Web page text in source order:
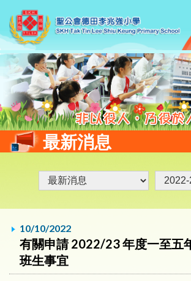
最新消息
10/10/2022
有關申請 2022/23 年度一至五
班生事宜